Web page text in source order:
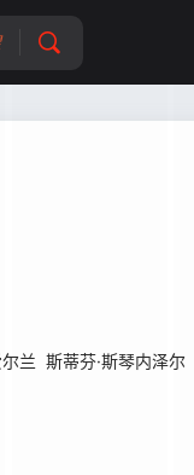
兰 斯蒂芬·斯琴内泽尔